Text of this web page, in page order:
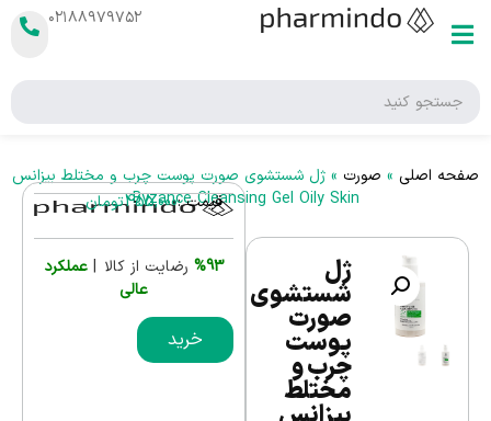
۰۲۱۸۸۹۷۹۷۵۲
صفحه اصلی » صورت » ژل شستشوی صورت پوست چرب و مختلط بیزانس
Byzance Cleansing Gel Oily Skin
ژل
شستشوی
صورت
پوست
چرب و
مختلط
قیمت :455,000تومان
%93 رضایت از کالا | عملکرد
عالی
خرید